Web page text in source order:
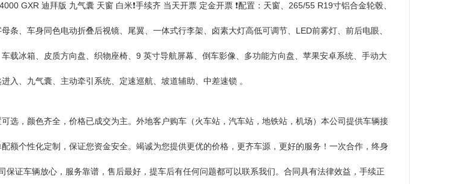
GXR 迪拜版 九气囊 天窗 白米❗️手续齐 当天开票 定金开票 ❗️配置：天窗、265/55 R19寸铝合金轮毂、
条、车身同色电动折叠后视镜、尾翼、一体式行李架、卤素大灯高低可调节、LED前雾灯、前后电眼、
载冰箱、皮质方向盘、织物座椅、9 英寸导航屏幕、倒车影像、多功能方向盘、苹果安卓系统、手动大
入、九气囊、主动牵引系统、定速巡航、坡道辅助、中差速锁 。
选，颜色齐全，价格已成交为主。外地客户购车（火车站，汽车站，地铁站，机场）本公司提供车辆接
额个性化定制，保证您资金安全。竭诚为您提供更优的价格，更齐车源，更好的服务！一次合作，终身
保证车辆放心，服务靠谱，售后最好，提车后有任何问题都可以联系我们。合同具有法律效益，手续正